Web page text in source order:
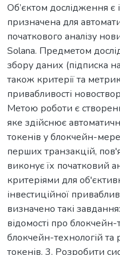
Об’єктом дослідження є
призначена для
початкового аналізу
Solana. Предметом
збору даних (підписка
також критерії та
привабливості
Метою роботи є
яке здійснює
токенів у блокчейн-
перших транзакцій,
виконує їх початковий
критеріями для
інвестиційної
визначено такі
відомості про блокчейн-
блокчейн-технологій
токенів. 3. Розробити